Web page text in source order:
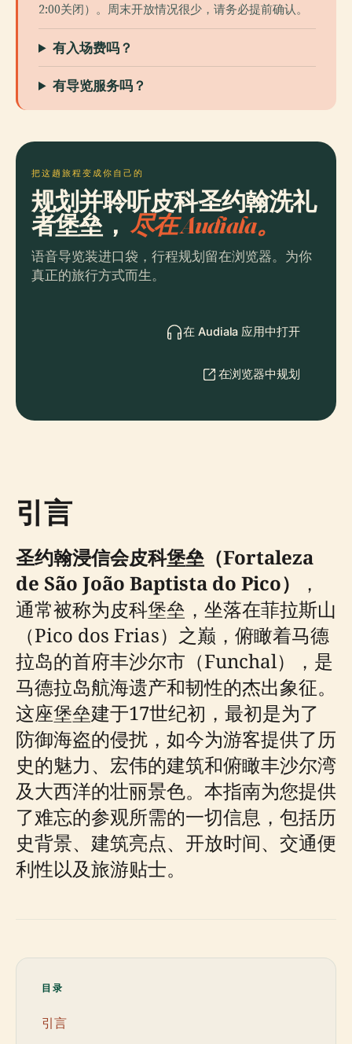
2:00关闭）。周末开放情况很少，请务必提前确认。
有入场费吗？
有导览服务吗？
把这趟旅程变成你自己的
规划并聆听皮科圣约翰洗礼
者堡垒，尽在 Audiala。
语音导览装进口袋，行程规划留在浏览器。为你
真正的旅行方式而生。
在 Audiala 应用中打开
在浏览器中规划
引言
圣约翰浸信会皮科堡垒（Fortaleza
de São João Baptista do Pico）
，
通常被称为皮科堡垒，坐落在菲拉斯山
（Pico dos Frias）之巅，俯瞰着马德
拉岛的首府丰沙尔市（Funchal），是
马德拉岛航海遗产和韧性的杰出象征。
这座堡垒建于17世纪初，最初是为了
防御海盗的侵扰，如今为游客提供了历
史的魅力、宏伟的建筑和俯瞰丰沙尔湾
及大西洋的壮丽景色。本指南为您提供
了难忘的参观所需的一切信息，包括历
史背景、建筑亮点、开放时间、交通便
利性以及旅游贴士。
目录
引言